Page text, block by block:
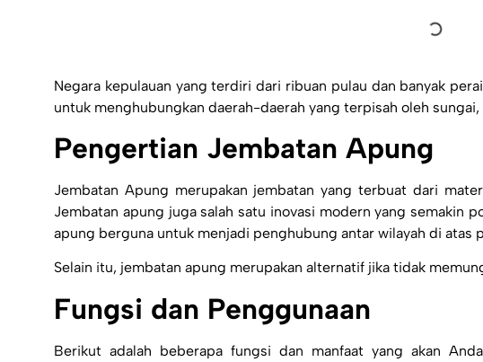
Negara kepulauan yang terdiri dari ribuan pulau dan banyak
untuk menghubungkan daerah-daerah yang terpisah oleh sungai,
Pengertian Jembatan Apung
Jembatan Apung merupakan jembatan yang terbuat dari
Jembatan apung juga salah satu inovasi modern yang semakin
apung berguna untuk menjadi penghubung antar wilayah di atas
Selain itu, jembatan apung merupakan alternatif jika tidak
Fungsi dan Penggunaan
Berikut adalah beberapa fungsi dan manfaat yang akan